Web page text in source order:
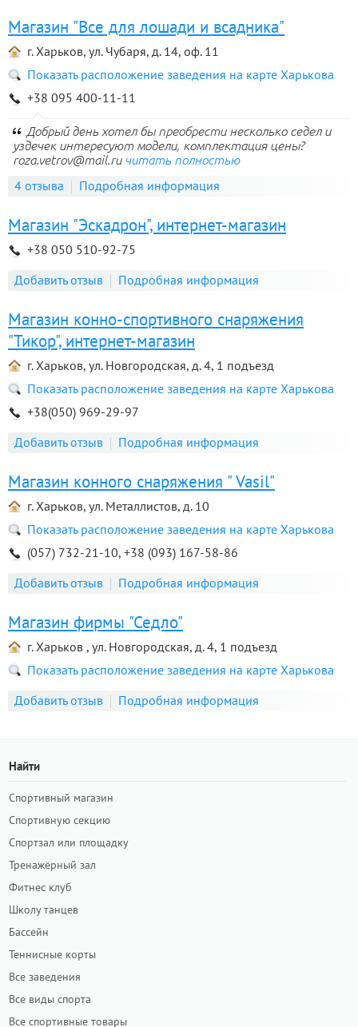
Магазин "Все для лошади и всадника"
г. Харьков, ул. Чубаря, д. 14, оф. 11
Показать расположение заведения на карте Харькова
+38 095 400-11-11
Добрый день хотел бы преобрести несколько седел и
уздечек интересуют модели, комплектация цены?
roza.vetrov@mail.ru читать полностью
4 отзыва Подробная информация
Магазин "Эскадрон", интернет-магазин
+38 050 510-92-75
Добавить отзыв
Подробная информация
Магазин конно-спортивного снаряжения
"Тикор", интернет-магазин
г. Харьков, ул. Новгородская, д. 4, 1 подъезд
Показать расположение заведения на карте Харькова
+38(050) 969-29-97
Добавить отзыв
Подробная информация
Магазин конного снаряжения " Vasil"
г. Харьков, ул. Металлистов, д. 10
Показать расположение заведения на карте Харькова
(057) 732-21-10, +38 (093) 167-58-86
Добавить отзыв
Подробная информация
Магазин фирмы "Седло"
г. Харьков , ул. Новгородская, д. 4, 1 подъезд
Показать расположение заведения на карте Харькова
Добавить отзыв
Подробная информация
Найти
Спортивный магазин
Спортивную секцию
Спортзал или площадку
Тренажёрный зал
Фитнес клуб
Школу танцев
Бассейн
Теннисные корты
Все заведения
Все виды спорта
Все спортивные товары